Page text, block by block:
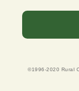
©1996-2020 Rural